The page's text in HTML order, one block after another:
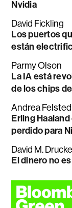
Nvidia
David Fickling
Los puertos
están
Parmy Olson
La IA está
de los chips
Andrea Felsted
Erling
perdido para
David M.
El dinero no